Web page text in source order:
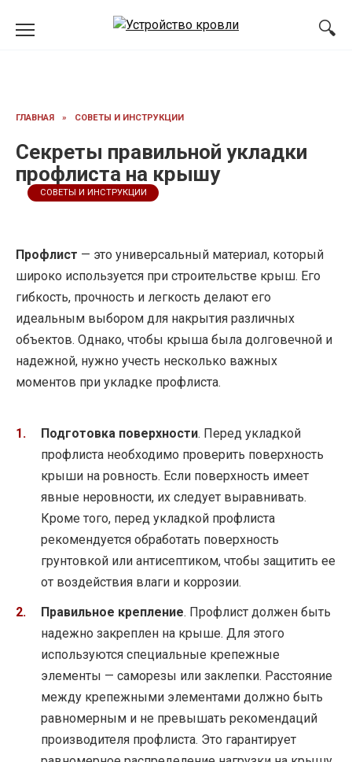
ГЛАВНАЯ » СОВЕТЫ И ИНСТРУКЦИИ
Секреты правильной укладки
профлиста на крышу
СОВЕТЫ И ИНСТРУКЦИИ
Профлист — это универсальный материал, который
широко используется при строительстве крыш. Его
гибкость, прочность и легкость делают его
идеальным выбором для накрытия различных
объектов. Однако, чтобы крыша была долговечной и
надежной, нужно учесть несколько важных
моментов при укладке профлиста.
Подготовка поверхности. Перед укладкой
профлиста необходимо проверить поверхность
крыши на ровность. Если поверхность имеет
явные неровности, их следует выравнивать.
Кроме того, перед укладкой профлиста
рекомендуется обработать поверхность
грунтовкой или антисептиком, чтобы защитить ее
от воздействия влаги и коррозии.
Правильное крепление. Профлист должен быть
надежно закреплен на крыше. Для этого
используются специальные крепежные
элементы — саморезы или заклепки. Расстояние
между крепежными элементами должно быть
равномерным и не превышать рекомендаций
производителя профлиста. Это гарантирует